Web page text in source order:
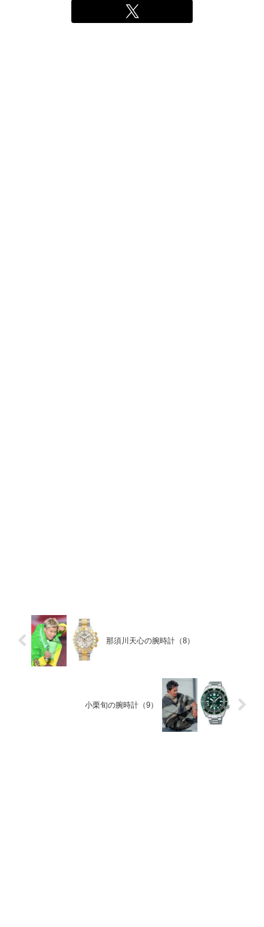
那須川天心の腕時計（8）
小栗旬の腕時計（9）